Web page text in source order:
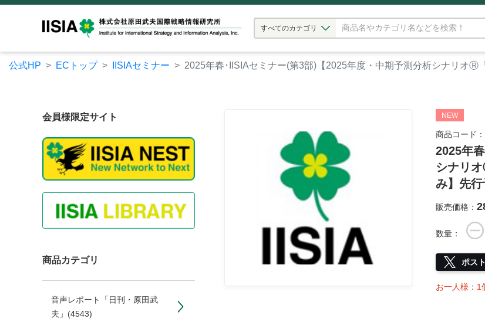
すべてのカテゴリ
公式HP ECトップ IISIAセミナー 2025年春･IISIAセミナー(第3部)【2025年度・中期予測分析シナリオⓇ
会員様限定サイト
商品カテゴリ
音声レポート「日刊・原田武
夫」 (4543)
NEW
商品コード
2025年
シナリ
み】先行
販売価格：
数量：
ポスト
お一人様：1